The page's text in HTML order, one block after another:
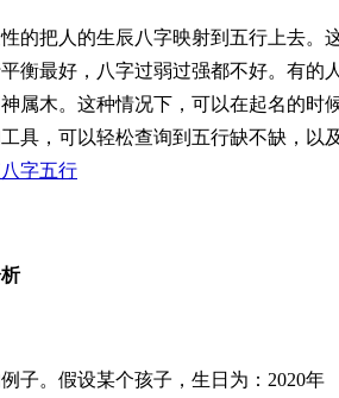
的把人的生辰八字映射到五行上去。
衡最好，八字过弱过强都不好。有的
属木。这种情况下，可以在起名的时
具，可以轻松查询到五行缺不缺，以
字五行
子。假设某个孩子，生日为：2020年